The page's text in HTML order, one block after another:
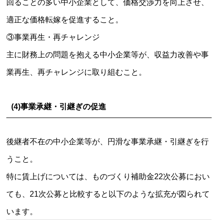
回ることの多い中小企業として、価格交渉力を向上させ、
適正な価格転嫁を促進すること。
③事業再生・再チャレンジ
主に財務上の問題を抱える中小企業等が、収益力改善や事
業再生、再チャレンジに取り組むこと。
(4)事業承継・引継ぎの促進
後継者不在の中小企業等が、円滑な事業承継・引継ぎを行
うこと。
特に賃上げについては、ものづくり補助金22次公募におい
ても、21次公募と比較すると以下のような拡充が図られて
います。